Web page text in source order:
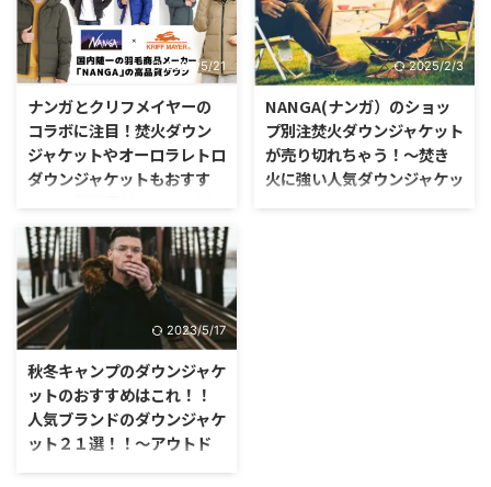
寒くなったらナンガのダウン。
気温が下がると、シュラフでもア
パレルでも、ナンガの高品質なダ
ウン製品を身に纏いたくなります
よね。
寝てみました。 狭い部屋にギリ
ギリ置いたコットの上に、楽天で
買った安いシュラフ（一応冬用）
に包まれながら寝てみると、朝方
メチャクチャ寒くて目が覚めてし
まいました。
2026/5/21
ナンガとクリフメイヤーの
コラボに注目！焚火ダウン
ジャケットやオーロラレトロ
ダウンジャケットもおすす
外でも機能的でデザインも
カッコいい！〜【2019年秋
冬モデル】
ここの所、毎日のように上下する
気温の変化に、体が追ていかない
ような気がします。 昨日は真冬
並みに寒かったのに、今日は日中
20度ぐらいまで気温が上がり、
そして夜にはまた下がる。。。
2025/2/3
NANGA(ナンガ）のショッ
プ別注焚火ダウンジャケット
が売り切れちゃう！～焚き
火に強い人気ダウンジャケッ
2023/5/17
秋冬キャンプのダウンジャケ
ットのおすすめはこれ！！
人気ブランドのダウンジャケ
ット２１選！！～アウトド